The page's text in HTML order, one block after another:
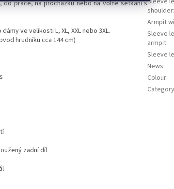
do práce, na procházku nebo na volné setkání s
ve velikosti L, XL, XXL nebo 3XL.
hrudníku cca 144 cm)
zadní díl
shoulder:
Armpit
Sleeve
armpit:
Sleeve
News:
Colour:
Category